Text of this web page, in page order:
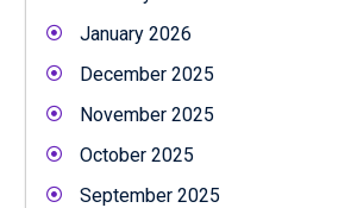
January 2026
December 2025
November 2025
October 2025
September 2025